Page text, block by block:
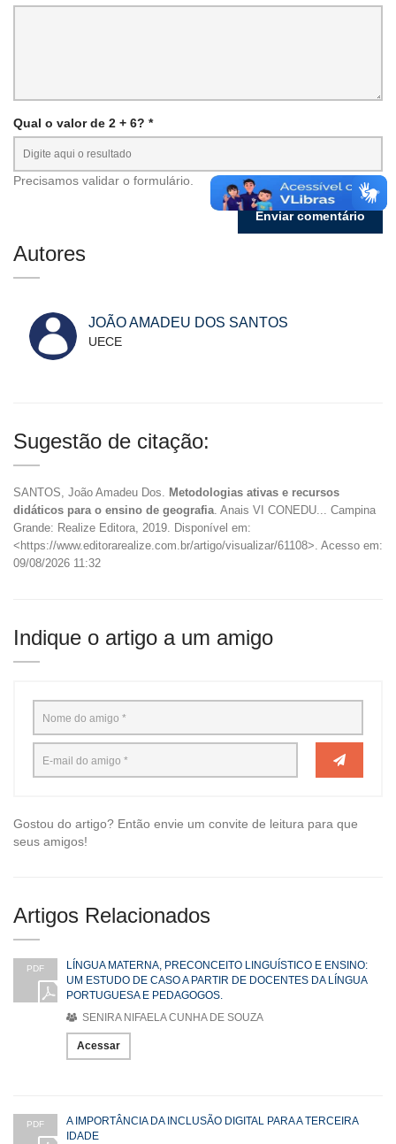
Qual o valor de 2 + 6? *
Precisamos validar o formulário.
Autores
JOÃO AMADEU DOS SANTOS
UECE
Sugestão de citação:
SANTOS, João Amadeu Dos. Metodologias ativas e recursos
didáticos para o ensino de geografia. Anais VI CONEDU... Campina
Grande: Realize Editora, 2019. Disponível em:
<https://www.editorarealize.com.br/artigo/visualizar/61108>. Acesso em:
09/08/2026 11:32
Indique o artigo a um amigo
Gostou do artigo? Então envie um convite de leitura para que
seus amigos!
Artigos Relacionados
PDF
LÍNGUA MATERNA, PRECONCEITO LINGUÍSTICO E ENSINO:
UM ESTUDO DE CASO A PARTIR DE DOCENTES DA LÍNGUA
PORTUGUESA E PEDAGOGOS.
SENIRA NIFAELA CUNHA DE SOUZA
Acessar
PDF
A IMPORTÂNCIA DA INCLUSÃO DIGITAL PARA A TERCEIRA
IDADE